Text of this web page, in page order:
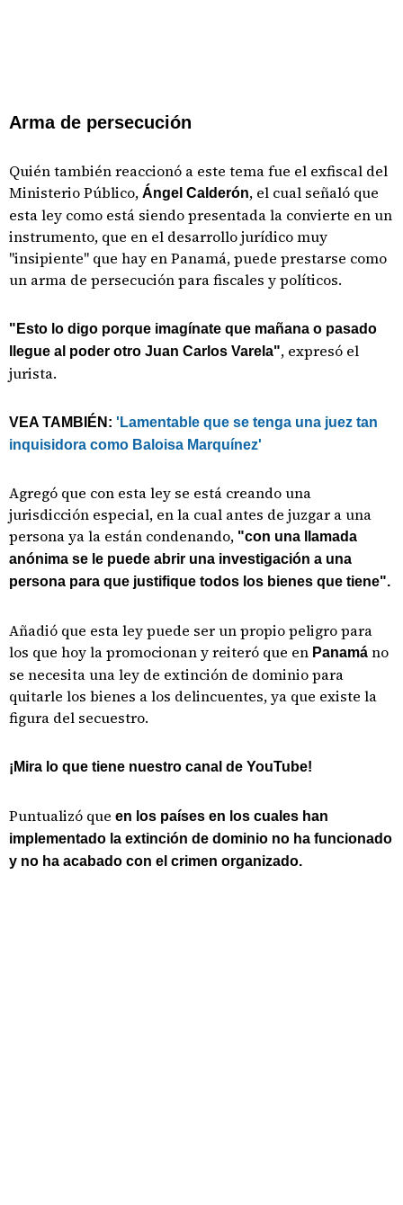
Arma de persecución
Quién también reaccionó a este tema fue el exfiscal del
Ministerio Público, Ángel Calderón, el cual señaló que
esta ley como está siendo presentada la convierte en un
instrumento, que en el desarrollo jurídico muy
"insipiente" que hay en Panamá, puede prestarse como
un arma de persecución para fiscales y políticos.
"Esto lo digo porque imagínate que mañana o pasado
llegue al poder otro Juan Carlos Varela", expresó el
jurista.
VEA TAMBIÉN: 'Lamentable que se tenga una juez tan
inquisidora como Baloisa Marquínez'
Agregó que con esta ley se está creando una
jurisdicción especial, en la cual antes de juzgar a una
persona ya la están condenando, "con una llamada
anónima se le puede abrir una investigación a una
persona para que justifique todos los bienes que tiene".
Añadió que esta ley puede ser un propio peligro para
los que hoy la promocionan y reiteró que en Panamá no
se necesita una ley de extinción de dominio para
quitarle los bienes a los delincuentes, ya que existe la
figura del secuestro.
¡Mira lo que tiene nuestro canal de YouTube!
Puntualizó que en los países en los cuales han
implementado la extinción de dominio no ha funcionado
y no ha acabado con el crimen organizado.